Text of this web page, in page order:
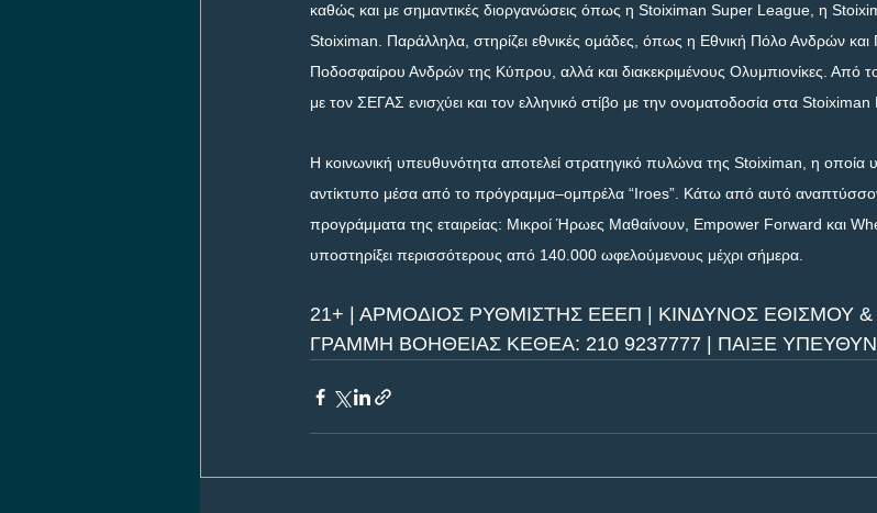
καθώς και με σημαντικές διοργανώσεις όπως η Stoiximan Super League, η
Stoiximan. Παράλληλα, στηρίζει εθνικές ομάδες, όπως η Εθνική Πόλο Ανδρών και
Ποδοσφαίρου Ανδρών της Κύπρου, αλλά και διακεκριμένους Ολυμπιονίκες. Από
με τον ΣΕΓΑΣ ενισχύει και τον ελληνικό στίβο με την ονοματοδοσία στα
Η κοινωνική υπευθυνότητα αποτελεί στρατηγικό πυλώνα της Stoiximan, η οποία
αντίκτυπο μέσα από το πρόγραμμα–ομπρέλα “Iroes”. Κάτω από αυτό
προγράμματα της εταιρείας: Μικροί Ήρωες Μαθαίνουν, Empower Forward και
υποστηρίξει περισσότερους από 140.000 ωφελούμενους μέχρι σήμερα.
21+ | ΑΡΜΟΔΙΟΣ ΡΥΘΜΙΣΤΗΣ ΕΕΕΠ | ΚΙΝΔΥΝΟΣ ΕΘΙΣΜΟΥ &
ΓΡΑΜΜΗ ΒΟΗΘΕΙΑΣ ΚΕΘΕΑ: 210 9237777 | ΠΑΙΞΕ